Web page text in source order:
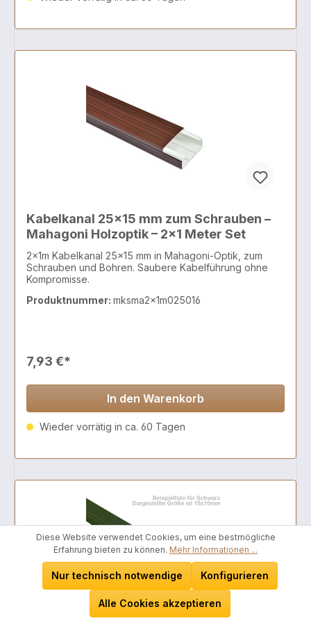
Kabelkanal 25x15 mm zum Schrauben –
Mahagoni Holzoptik – 2x1 Meter Set
2x1m Kabelkanal 25x15 mm in Mahagoni-Optik, zum
Schrauben und Bohren. Saubere Kabelführung ohne
Kompromisse.
Produktnummer: mksma2x1m025016
7,93 €*
In den Warenkorb
Wieder vorrätig in ca. 60 Tagen
Diese Website verwendet Cookies, um eine bestmögliche
Erfahrung bieten zu können. Mehr Informationen ...
Nur technisch notwendige Konfigurieren
Alle Cookies akzeptieren